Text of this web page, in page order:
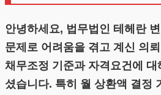
안녕하세요, 법무법인 테헤란
문제로 어려움을 겪고 계신 의
채무조정 기준과 자격요건에
셨습니다. 특히 월 상환액 결정